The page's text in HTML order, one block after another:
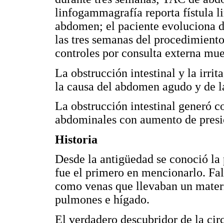
linfogammagrafía reporta fístula
abdomen; el paciente evoluciona
las tres semanas del
controles por consulta externa
La obstrucción intestinal y la
la causa del abdomen agudo y de
La obstrucción intestinal generó
abdominales con aumento de
Historia
Desde la antigüedad se conoció
fue el primero en mencionarlo.
como venas que llevaban un
pulmones e hígado.
El verdadero descubridor de la